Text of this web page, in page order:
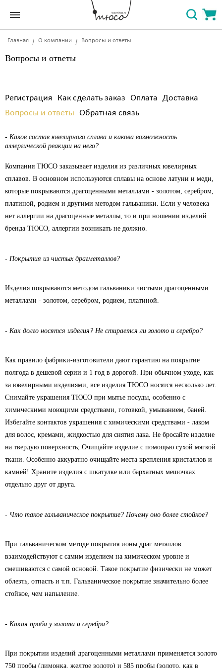
Главная О компании Вопросы и ответы
Вопросы и ответы
Регистрация Как сделать заказ Оплата Доставка
Вопросы и ответы Обратная связь
- Каков состав ювелирного сплава и какова возможность
аллергической реакции на него?
Компания ТЮСО заказывает изделия из различных ювелирных
сплавов. В основном используются сплавы на основе латуни и меди,
которые покрываются драгоценными металлами - золотом, серебром,
платиной, родием и другими методом гальваники. Если у человека
нет аллергии на драгоценные металлы, то и при ношении изделий
бренда ТЮСО, аллергии возникать не должно.
- Покрытия из чистых драгметаллов?
Изделия покрываются методом гальваники чистыми драгоценными
металлами - золотом, серебром, родием, платиной.
- Как долго носятся изделия? Не стирается ли золото и серебро?
Как правило фабрики-изготовители дают гарантию на покрытие
полгода в дешевой серии и 1 год в дорогой. При обычном уходе, как
за ювелирными изделиями, все изделия ТЮСО носятся несколько лет.
Снимайте украшения ТЮСО при мытье посуды, особенно с
химическими моющими средствами, готовкой, умыванием, баней.
Избегайте контактов украшения с химическими средствами - лаком
для волос, кремами, жидкостью для снятия лака. Не бросайте изделие
на твердую поверхность; Очищайте изделие с помощью сухой мягкой
ткани. Особенно аккуратно очищайте места крепления кристаллов и
камней! Храните изделия с шкатулке или бархатных мешочках
отдельно друг от друга.
- Что такое гальваническое покрытие? Почему оно более стойкое?
При гальваническом методе покрытия ионы драг металлов
взаимодействуют с самим изделием на химическом уровне и
смешиваются с самой основой. Такое покрытие физически не может
облезть, отпасть и т.п. Гальваническое покрытие значительно более
стойкое, чем напыление.
- Какая проба у золота и серебра?
При покрытии изделий драгоценными металлами применяется золото
750 пробы (лимонка, желтое золото) и 585 пробы (золото, как в